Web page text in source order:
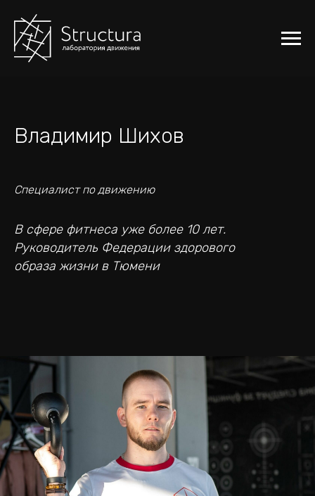
Владимир Шихов
Специалист по движению
В сфере фитнеса уже более 10 лет.
Руководитель Федерации здорового
образа жизни в Тюмени